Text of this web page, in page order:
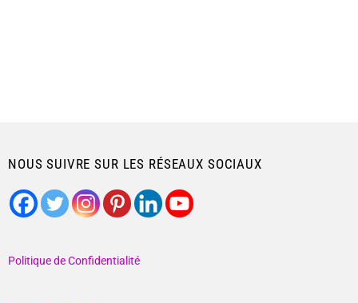
NOUS SUIVRE SUR LES RÉSEAUX SOCIAUX
Politique de Confidentialité